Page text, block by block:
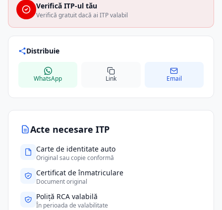
Acte necesare ITP
Carte de identitate auto
Original sau copie conformă
Certificat de înmatriculare
Document original
Poliță RCA valabilă
În perioada de valabilitate
Verifică ITP-ul tău
Verifică gratuit dacă ai ITP valabil
Distribuie
WhatsApp Link Email